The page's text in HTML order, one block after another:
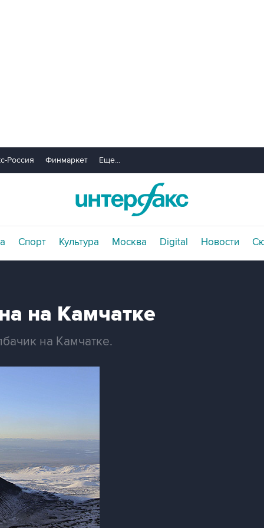
Россия Финмаркет Еще...
Спорт Культура Москва Digital Новости
на Камчатке
на Камчатке.